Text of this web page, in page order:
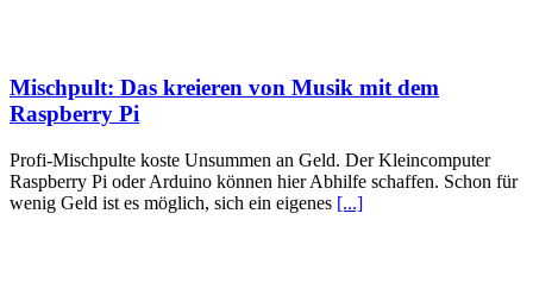
Mischpult: Das kreieren von Musik mit dem
Raspberry Pi
Profi-Mischpulte koste Unsummen an Geld. Der Kleincomputer
Raspberry Pi oder Arduino können hier Abhilfe schaffen. Schon für
wenig Geld ist es möglich, sich ein eigenes [...]